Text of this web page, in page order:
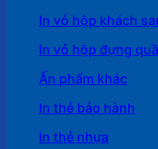
In vỏ hộp khách
In vỏ hộp đựng
Ấn phẩm khác
In thẻ bảo hành
In thẻ nhựa